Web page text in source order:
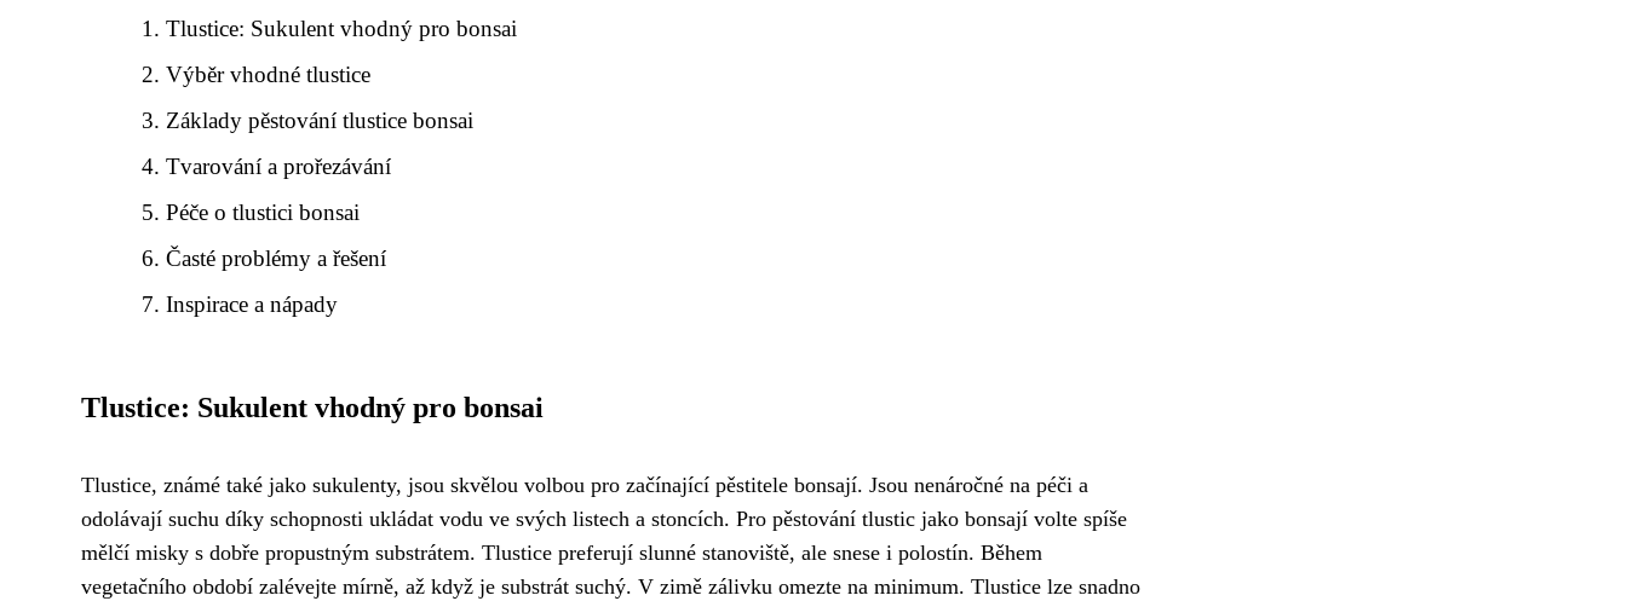
Tlustice: Sukulent vhodný pro bonsai
Výběr vhodné tlustice
Základy pěstování tlustice bonsai
Tvarování a prořezávání
Péče o tlustici bonsai
Časté problémy a řešení
Inspirace a nápady
Tlustice: Sukulent vhodný pro bonsai
Tlustice, známé také jako sukulenty, jsou skvělou volbou pro začínající pěstitele bonsají. Jsou nenáročné na péči a
odolávají suchu díky schopnosti ukládat vodu ve svých listech a stoncích. Pro pěstování tlustic jako bonsají volte spíše
mělčí misky s dobře propustným substrátem. Tlustice preferují slunné stanoviště, ale snese i polostín. Během
vegetačního období zalévejte mírně, až když je substrát suchý. V zimě zálivku omezte na minimum. Tlustice lze snadno